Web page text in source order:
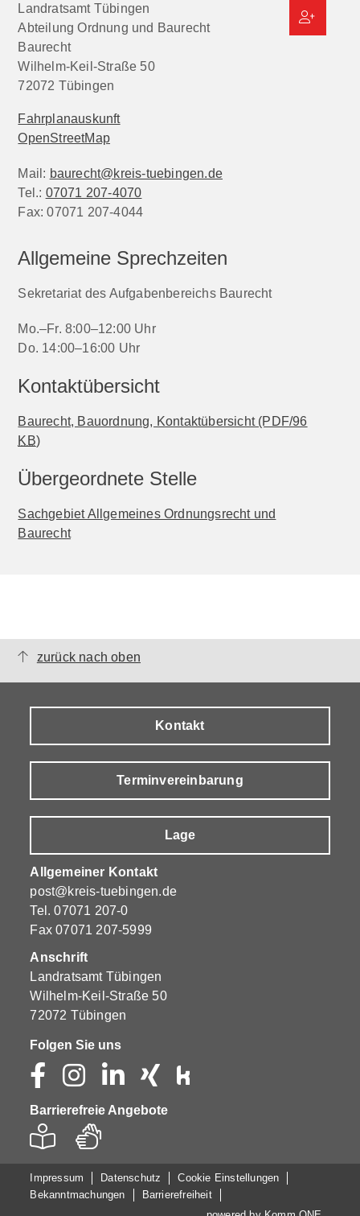
Landratsamt Tübingen
Abteilung Ordnung und Baurecht
Baurecht
Wilhelm-Keil-Straße 50
72072 Tübingen
Fahrplanauskunft
OpenStreetMap
Mail: baurecht@kreis-tuebingen.de
Tel.: 07071 207-4070
Fax: 07071 207-4044
Allgemeine Sprechzeiten
Sekretariat des Aufgabenbereichs Baurecht
Mo.–Fr. 8:00–12:00 Uhr
Do. 14:00–16:00 Uhr
Kontaktübersicht
Baurecht, Bauordnung, Kontaktübersicht(PDF/96
KB)
Übergeordnete Stelle
Sachgebiet Allgemeines Ordnungsrecht und
Baurecht
zurück nach oben
Kontakt
Terminvereinbarung
Lage
Allgemeiner Kontakt
post@kreis-tuebingen.de
Tel.07071 207-0
Fax 07071 207-5999
Anschrift
Landratsamt Tübingen
Wilhelm-Keil-Straße 50
72072 Tübingen
Folgen Sie uns
Barrierefreie Angebote
Impressum Datenschutz
Cookie Einstellungen
Bekanntmachungen
Barrierefreiheit